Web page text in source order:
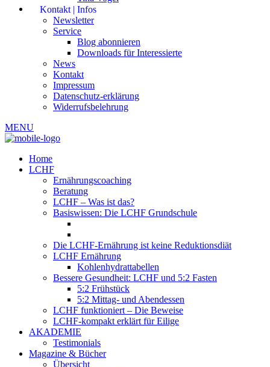
Kontakt | Infos
Newsletter
Service
Blog abonnieren
Downloads für Interessierte
News
Kontakt
Impressum
Datenschutz-erklärung
Widerrufsbelehrung
MENU
Home
LCHF
Ernährungscoaching
Beratung
LCHF – Was ist das?
Basiswissen: Die LCHF Grundschule
Die LCHF-Ernährung ist keine Reduktionsdiät
LCHF Ernährung
Kohlenhydrattabellen
Bessere Gesundheit: LCHF und 5:2 Fasten
5:2 Frühstück
5:2 Mittag- und Abendessen
LCHF funktioniert – Die Beweise
LCHF-kompakt erklärt für Eilige
AKADEMIE
Testimonials
Magazine & Bücher
Übersicht